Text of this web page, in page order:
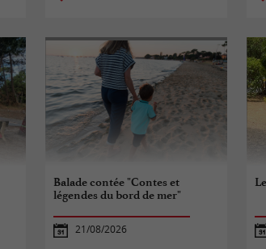
Balade contée "Contes et
légendes du bord de mer"
21/08/2026